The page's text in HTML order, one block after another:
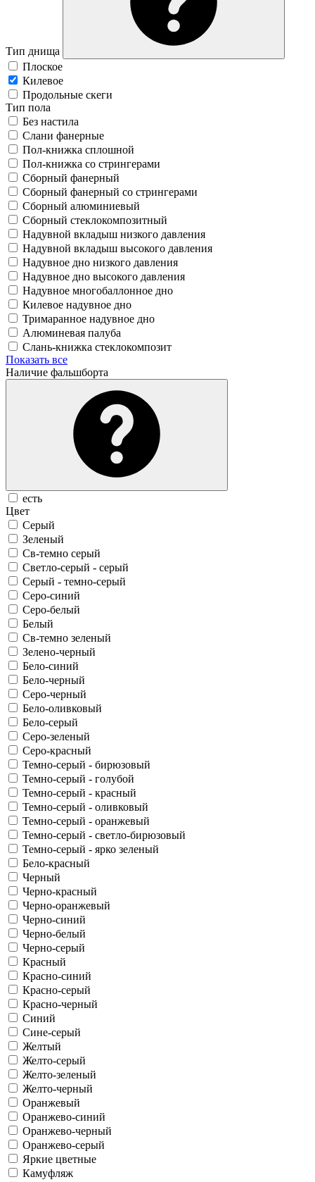
Тип днища
Плоское
Килевое
Продольные скеги
Тип пола
Без настила
Слани фанерные
Пол-книжка сплошной
Пол-книжка со стрингерами
Сборный фанерный
Сборный фанерный со стрингерами
Сборный алюминиевый
Сборный стеклокомпозитный
Надувной вкладыш низкого давления
Надувной вкладыш высокого давления
Надувное дно низкого давления
Надувное дно высокого давления
Надувное многобаллонное дно
Килевое надувное дно
Тримаранное надувное дно
Алюминевая палуба
Слань-книжка стеклокомпозит
Показать все
Наличие фальшборта
есть
Цвет
Серый
Зеленый
Св-темно серый
Светло-серый - серый
Серый - темно-серый
Серо-синий
Серо-белый
Белый
Св-темно зеленый
Зелено-черный
Бело-синий
Бело-черный
Серо-черный
Бело-оливковый
Бело-серый
Серо-зеленый
Серо-красный
Темно-серый - бирюзовый
Темно-серый - голубой
Темно-серый - красный
Темно-серый - оливковый
Темно-серый - оранжевый
Темно-серый - светло-бирюзовый
Темно-серый - ярко зеленый
Бело-красный
Черный
Черно-красный
Черно-оранжевый
Черно-синий
Черно-белый
Черно-серый
Красный
Красно-синий
Красно-серый
Красно-черный
Синий
Сине-серый
Желтый
Желто-серый
Желто-зеленый
Желто-черный
Оранжевый
Оранжево-синий
Оранжево-черный
Оранжево-серый
Яркие цветные
Камуфляж